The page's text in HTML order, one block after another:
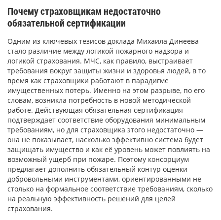
Почему страховщикам недостаточно
обязательной сертификации
Одним из ключевых тезисов доклада Михаила Динеева
стало различие между логикой пожарного надзора и
логикой страхования. МЧС, как правило, выстраивает
требования вокруг защиты жизни и здоровья людей, в то
время как страховщики работают в парадигме
имущественных потерь. Именно на этом разрыве, по его
словам, возникла потребность в новой методической
работе. Действующая обязательная сертификация
подтверждает соответствие оборудования минимальным
требованиям, но для страховщика этого недостаточно —
она не показывает, насколько эффективно система будет
защищать имущество и как её уровень может повлиять на
возможный ущерб при пожаре. Поэтому консорциум
предлагает дополнить обязательный контур оценки
добровольными инструментами, ориентированными не
столько на формальное соответствие требованиям, сколько
на реальную эффективность решений для целей
страхования.